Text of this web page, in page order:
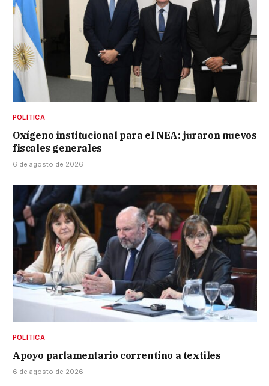
POLÍTICA
Oxígeno institucional para el NEA: juraron nuevos
fiscales generales
6 de agosto de 2026
POLÍTICA
Apoyo parlamentario correntino a textiles
6 de agosto de 2026